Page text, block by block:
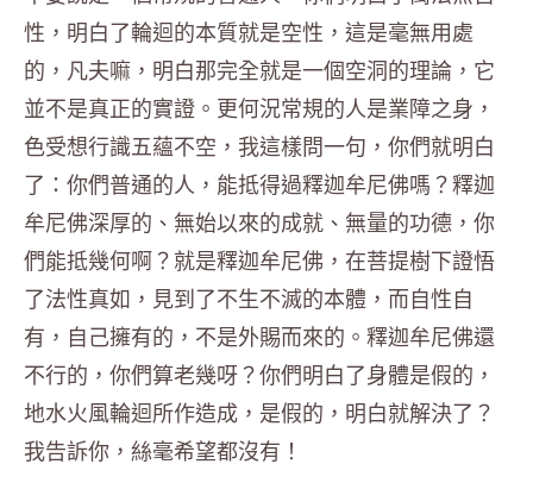
性，明白了輪迴的本質就是空性，這是毫無用處
的，凡夫嘛，明白那完全就是一個空洞的理論，它
並不是真正的實證。更何況常規的人是業障之身，
色受想行識五蘊不空，我這樣問一句，你們就明白
了：你們普通的人，能抵得過釋迦牟尼佛嗎？釋迦
牟尼佛深厚的、無始以來的成就、無量的功德，你
們能抵幾何啊？就是釋迦牟尼佛，在菩提樹下證悟
了法性真如，見到了不生不滅的本體，而自性自
有，自己擁有的，不是外賜而來的。釋迦牟尼佛還
不行的，你們算老幾呀？你們明白了身體是假的，
地水火風輪迴所作造成，是假的，明白就解決了？
我告訴你，絲毫希望都沒有！